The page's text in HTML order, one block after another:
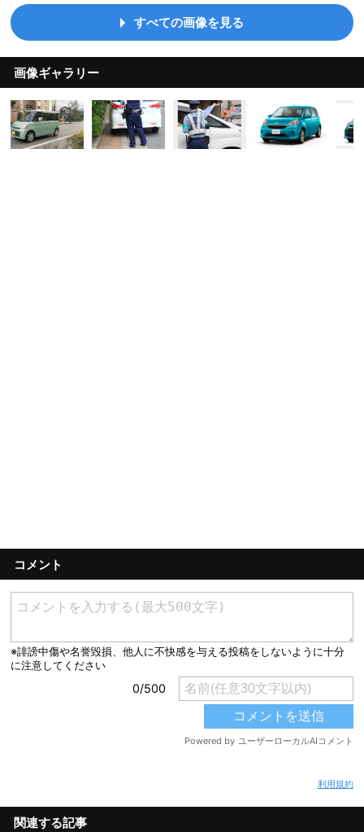
すべての画像を見る
画像ギャラリー
コメント
利用規約
関連する記事